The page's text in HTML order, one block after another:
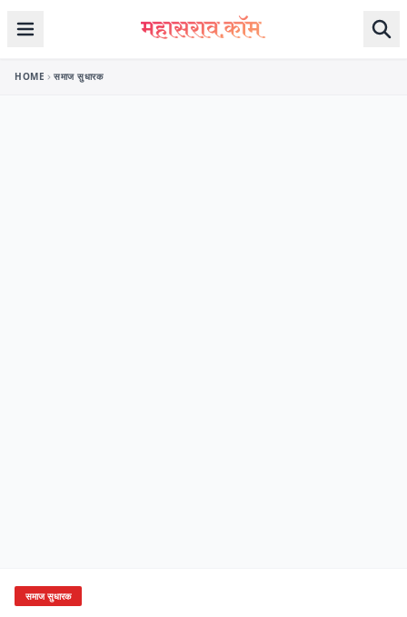
Skip to content
HOME समाज सुधारक
समाज सुधारक